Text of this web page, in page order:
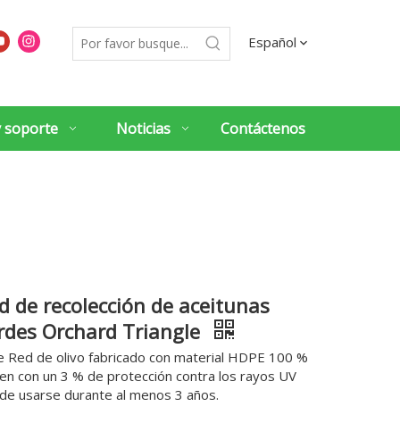
Español
soporte Noticias Contáctenos
de recolección de aceitunas
Orchard Triangle
Red de olivo fabricado con material HDPE 100 %
con un 3 % de protección contra los rayos UV
usarse durante al menos 3 años.